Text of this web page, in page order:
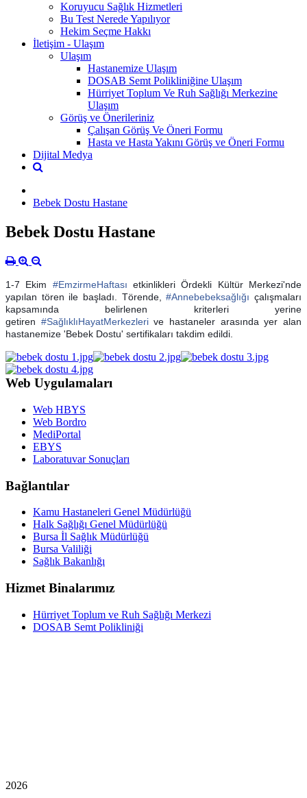
Koruyucu Sağlık Hizmetleri
Bu Test Nerede Yapılıyor
Hekim Seçme Hakkı
İletişim - Ulaşım
Ulaşım
Hastanemize Ulaşım
DOSAB Semt Polikliniğine Ulaşım
Hürriyet Toplum Ve Ruh Sağlığı Merkezine
Ulaşım
Görüş ve Önerileriniz
Çalışan Görüş Ve Öneri Formu
Hasta ve Hasta Yakını Görüş ve Öneri Formu
Dijital Medya
Bebek Dostu Hastane
Bebek Dostu Hastane
1-7 Ekim #EmzirmeHaftası etkinlikleri Ördekli Kültür Merkezi'nde
yapılan tören ile başladı. Törende,#Annebebeksağlığı çalışmaları
kapsamında belirlenen kriterleri yerine
getiren #SağlıklıHayatMerkezlerive hastaneler arasında yer alan
hastanemize 'Bebek Dostu' sertifikaları takdim edildi.
Web Uygulamaları
Web HBYS
Web Bordro
MediPortal
EBYS
Laboratuvar Sonuçları
Bağlantılar
Kamu Hastaneleri Genel Müdürlüğü
Halk Sağlığı Genel Müdürlüğü
Bursa İl Sağlık Müdürlüğü
Bursa Valiliği
Sağlık Bakanlığı
Hizmet Binalarımız
Hürriyet Toplum ve Ruh Sağlığı Merkezi
DOSAB Semt Polikliniği
2026